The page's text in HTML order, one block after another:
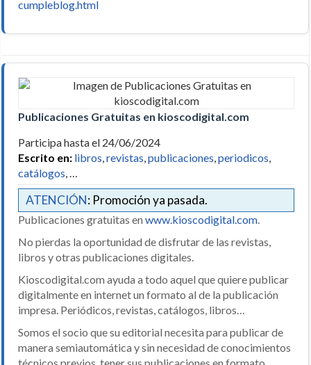
cumpleblog.html
Publicaciones Gratuitas en kioscodigital.com
Participa hasta el 24/06/2024
Escrito en: libros,revistas,publicaciones,periodicos,
catálogos, …
ATENCIÓN: Promoción ya pasada.
Publicaciones gratuitas en www.kioscodigital.com.
No pierdas la oportunidad de disfrutar de las revistas,
libros y otras publicaciones digitales.
Kioscodigital.com ayuda a todo aquel que quiere publicar
digitalmente en internet un formato al de la publicación
impresa. Periódicos, revistas, catálogos, libros…
Somos el socio que su editorial necesita para publicar de
manera semiautomática y sin necesidad de conocimientos